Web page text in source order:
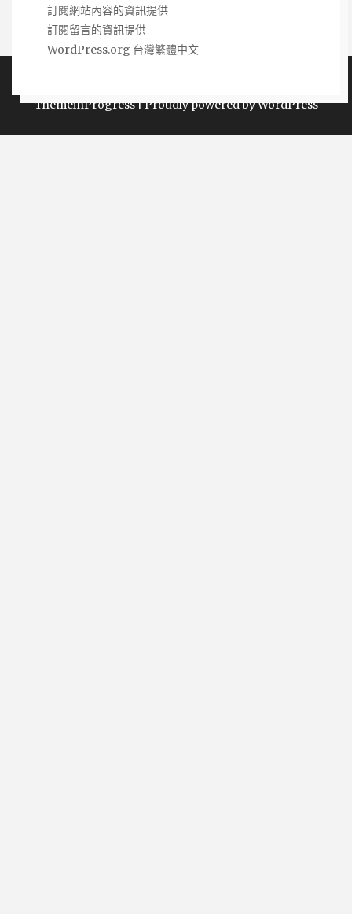
訂閱網站內容的資訊提供
訂閱留言的資訊提供
WordPress.org 台灣繁體中文
ThemeinProgress|Proudly powered by WordPress